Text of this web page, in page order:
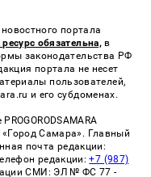
портала
обязательна, в
законодательства РФ
портала не несет
пользователей,
и его субдоменах.
Самара». Главный
почта редакции:
редакции:+7 (987)
СМИ: ЭЛ № ФС 77 -